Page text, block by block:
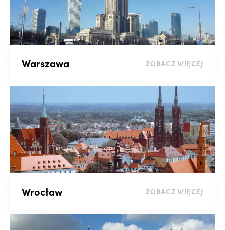
Kluczowe słowo
Sortuj
wyczyść filtry
Warszawa ZOBACZ WIĘCEJ
Wrocław ZOBACZ WIĘCEJ